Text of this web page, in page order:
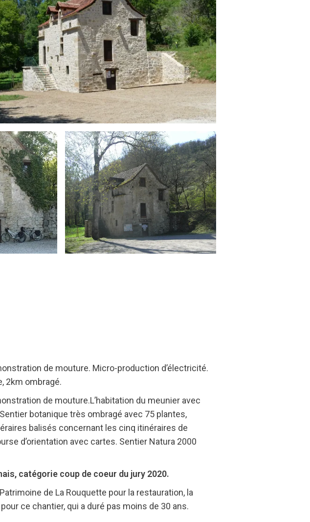
de mouture. Micro-production d’électricité.
2km ombragé.
de mouture.L’habitation du meunier avec
botanique très ombragé avec 75 plantes,
balisés concernant les cinq itinéraires de
d’orientation avec cartes. Sentier Natura 2000
catégorie coup de coeur du jury 2020.
de La Rouquette pour la restauration, la
ce chantier, qui a duré pas moins de 30 ans.